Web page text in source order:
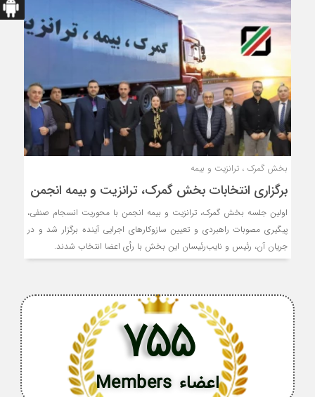
بخش گمرک ، ترانزیت و بیمه
برگزاری انتخابات بخش گمرک، ترانزیت و بیمه انجمن
اولین جلسه بخش گمرک، ترانزیت و بیمه انجمن با محوریت انسجام صنفی،
پیگیری مصوبات راهبردی و تعیین سازوکارهای اجرایی آینده برگزار شد و در
جریان آن، رئیس و نایب‌رئیسان این بخش با رأی اعضا انتخاب شدند.
اعضاء Members
755